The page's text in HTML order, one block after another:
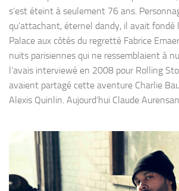
s’est éteint à seulement 76 ans.
qu’attachant, éternel dandy, il avait fondé
Palace aux côtés du regretté Fabrice
nuits parisiennes qui ne ressemblaient à
l’avais interviewé en 2008 pour Rolling
avaient partagé cette aventure Charlie
Alexis Quinlin. Aujourd’hui Claude